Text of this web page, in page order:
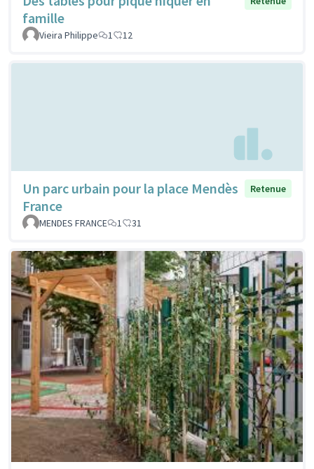
famille
Vieira Philippe 1 12
Un parc urbain pour la place Mendès
France
Retenue
MENDES FRANCE 1 31